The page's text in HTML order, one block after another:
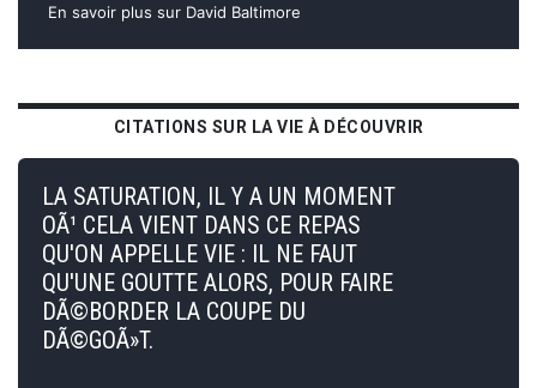
En savoir plus sur David Baltimore
CITATIONS SUR LA VIE À DÉCOUVRIR
LA SATURATION, IL Y A UN MOMENT
OÃ¹ CELA VIENT DANS CE REPAS
QU'ON APPELLE VIE : IL NE FAUT
QU'UNE GOUTTE ALORS, POUR FAIRE
DÃ©BORDER LA COUPE DU
DÃ©GOÃ»T.